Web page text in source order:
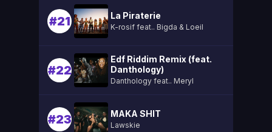
#21 La Piraterie
K-rosif feat.. Bigda & Loeil
#22
Edf Riddim Remix (feat.
Danthology)
Danthology feat.. Meryl
#23 MAKA SHIT
Lawskie